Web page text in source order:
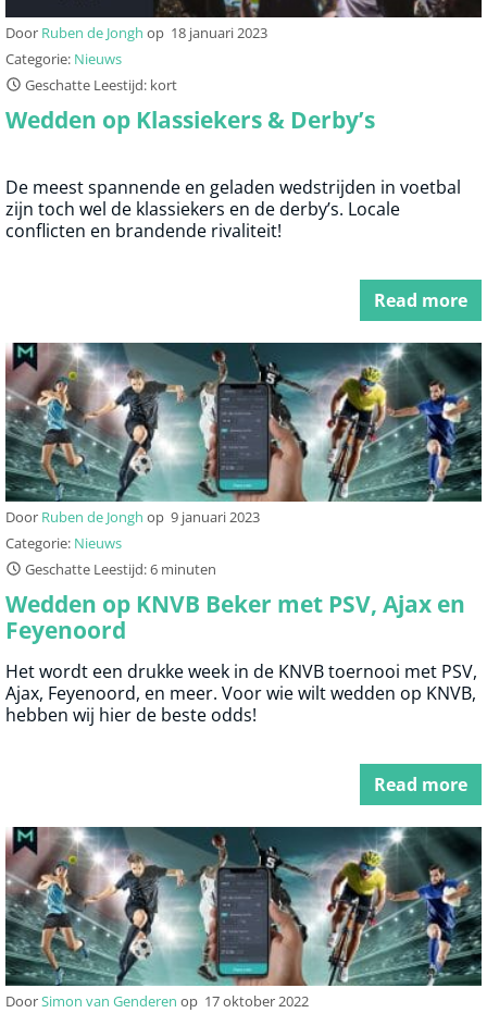
Door Ruben de Jongh op 18 januari 2023
Categorie: Nieuws
Geschatte Leestijd: kort
Wedden op Klassiekers & Derby’s
De meest spannende en geladen wedstrijden in voetbal
zijn toch wel de klassiekers en de derby’s. Locale
conflicten en brandende rivaliteit!
Read more
Door Ruben de Jongh op 9 januari 2023
Categorie: Nieuws
Geschatte Leestijd: 6 minuten
Wedden op KNVB Beker met PSV, Ajax en
Feyenoord
Het wordt een drukke week in de KNVB toernooi met PSV,
Ajax, Feyenoord, en meer. Voor wie wilt wedden op KNVB,
hebben wij hier de beste odds!
Read more
DoorSimon van Genderen op 17 oktober 2022